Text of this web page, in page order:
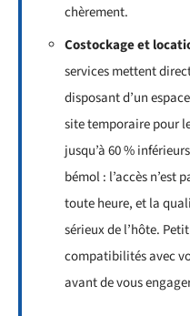
chèrement.
Costockage et
services mettent
disposant d’un
site temporaire pour
jusqu’à 60 %
bémol : l’accès n’est
toute heure, et la
sérieux de l’hôte.
compatibilités avec
avant de vous